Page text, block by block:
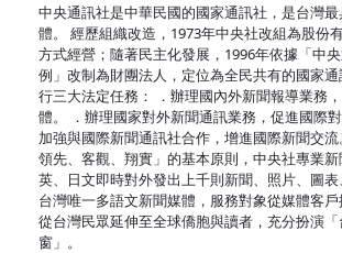
中央通訊社是中華民國的國家通訊社，是台灣
體。 經歷組織改造，1973年中央社改組為股份
方式經營；隨著民主化發展，1996年依據「中
例」改制為財團法人，定位為全民共有的國家
行三大法定任務： ．辦理國內外新聞報導業務
體。 ．辦理國家對外新聞通訊業務，促進國際
加強與國際新聞通訊社合作，增進國際新聞交流
領先、客觀、翔實」的基本原則，中央社專業新
英、日文即時對外發出上千則新聞、照片、圖
台灣唯一多語文新聞媒體，服務對象從媒體客戶
從台灣民眾延伸至全球僑胞與讀者，充分扮演
窗」。